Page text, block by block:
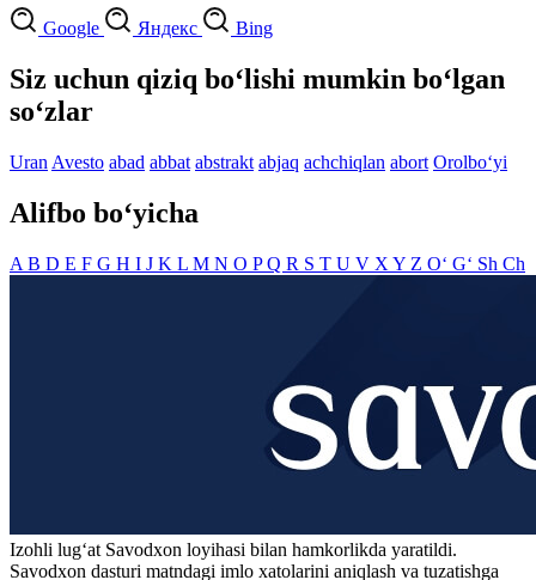
Google Яндекс Bing
Siz uchun qiziq bo‘lishi mumkin bo‘lgan
so‘zlar
Uran Avesto abad abbat abstrakt abjaq achchiqlan abort Orolbo‘yi
Alifbo bo‘yicha
A B D E F G H I J K L M N O PQ R S T U V X Y Z O‘ G‘ Sh Ch
Izohli lugʻat Savodxon loyihasi bilan hamkorlikda yaratildi.
Savodxon dasturi matndagi imlo xatolarini aniqlash va tuzatishga